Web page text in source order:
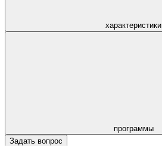
характеристики
программы
Задать вопрос